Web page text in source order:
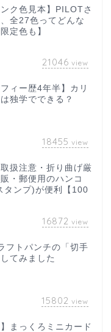
ンク色見本】PILOTさ
全27色ってどんな
定色も】
21046 view
フィー歴4年半】カリ
は独学でできる？
18455 view
取扱注意・折り曲げ厳
・郵便用のハンコ
タンプ)が便利【100
16872 view
フトパンチの「切手
てみました
15802 view
】まっくろミニカード